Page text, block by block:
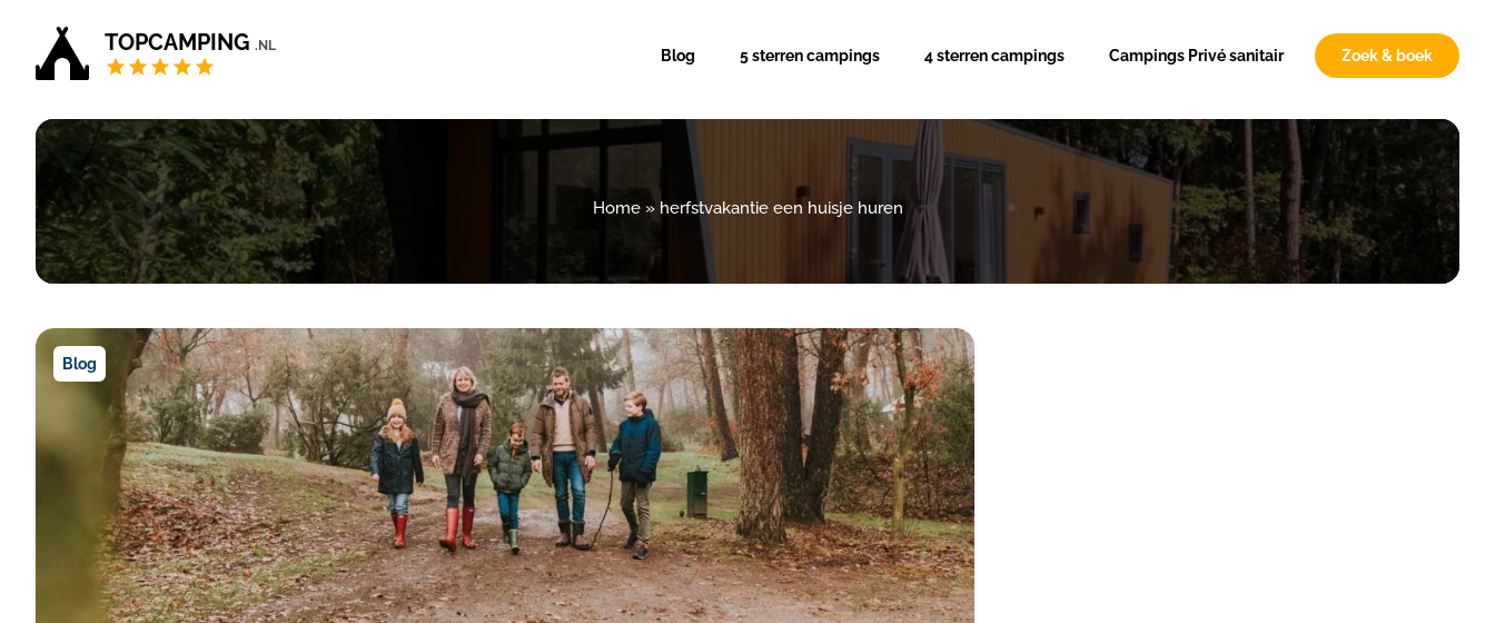
TOPCAMPING .NL
Blog 5 sterren campings 4 sterren campings Campings Privé sanitair Zoek & boek
Home» herfstvakantie een huisje huren
Blog